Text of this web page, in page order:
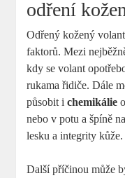
odření
Odřený kožený
faktorů. Mezi
kdy se volant
rukama řidiče. Dále
působit ichemikálie
nebo v potu a špíně
lesku a integrity kůže.
Další příčinou může